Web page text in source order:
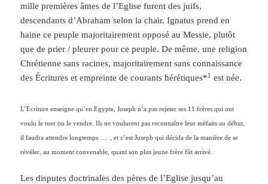
mille premières âmes de l’Eglise furent des juifs,
descendants d’Abraham selon la chair. Ignatus prend en
haine ce peuple majoritairement opposé au Messie, plutôt
que de prier / pleurer pour ce peuple. De même, une religion
Chrétienne sans racines, majoritairement sans connaissance
des Écritures et empreinte de courants hérétiques*1 est née.
L’Ecriture enseigne qu’en Egypte, Joseph n’a pas rejeter ses 11 frères qui ont
voulu le tuer ou le vendre. Ils ne voulurent pas reconnaître leur méfaits au début,
il faudra attendre longtemps …. , et c’est Joseph qui décida de la manière de se
révéler, au moment convenable, quant son plus jeune frère fût arrivé.
Les disputes doctrinales des pères de l’Eglise jusqu’au